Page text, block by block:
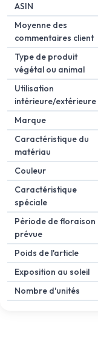
ASIN
Moyenne des
commentaires client
Type de produit
végétal ou animal
Utilisation
intérieure/extérieure
Marque
Caractéristique du
matériau
Couleur
Caractéristique
spéciale
Période de floraison
prévue
Poids de l'article
Exposition au soleil
Nombre d'unités